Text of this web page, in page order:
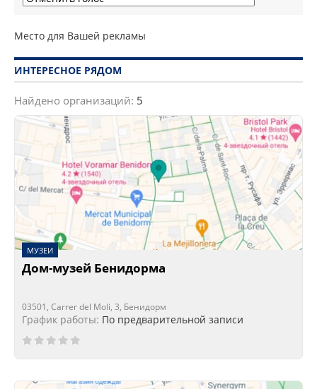
Место для Вашей рекламы
ИНТЕРЕСНОЕ РЯДОМ
Найдено организаций: 5
МУЗЕИ
Дом-музей Бенидорма
03501, Carrer del Moli, 3, Бенидорм
График работы: По предварительной записи